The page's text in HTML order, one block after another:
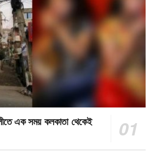
এক সময় কলকাতা থেকেই